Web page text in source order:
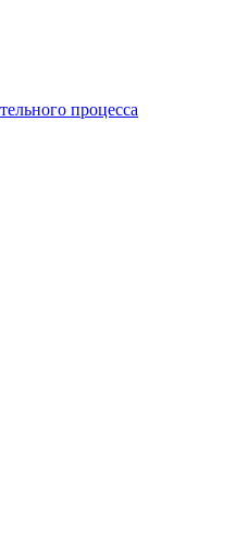
процесса